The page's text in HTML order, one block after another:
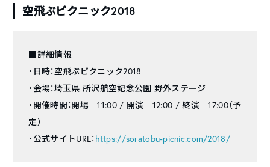
空飛ぶピクニック2018
■詳細情報
・日時：空飛ぶピクニック2018
・会場：埼玉県 所沢航空記念公園 野外ステージ
・開催時間：開場 11:00 / 開演 12:00 / 終演 17:00（予
定）
・公式サイトURL： https://soratobu-picnic.com/2018/